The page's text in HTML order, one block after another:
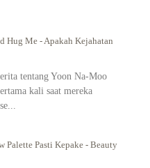
Hug Me - Apakah Kejahatan
tentang Yoon Na-Moo
kali saat mereka
Palette Pasti Kepake - Beauty